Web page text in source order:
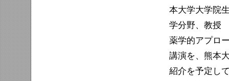
本大学大学院
学分野、教授
薬学的アプロ
講演を、熊本
紹介を予定し